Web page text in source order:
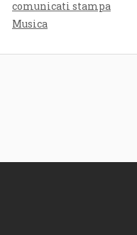
comunicati stampa
Musica